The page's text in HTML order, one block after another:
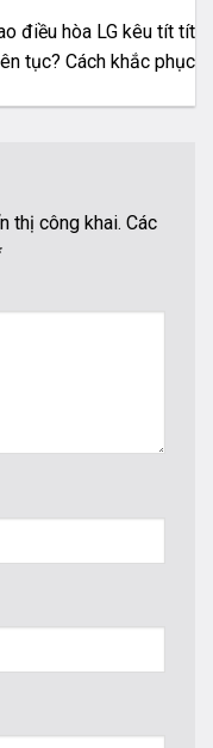
điều hòa LG kêu tít tít
tục? Cách khắc phục
thị công khai. Các